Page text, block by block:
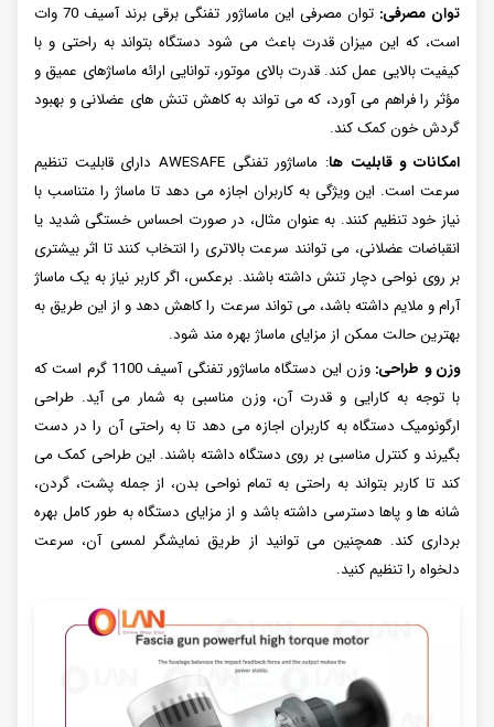
توان مصرفی:
توان مصرفی این ماساژور تفنگی برقی برند آسیف 70 وات
است، که این میزان قدرت باعث می شود دستگاه بتواند به راحتی و با
کیفیت بالایی عمل کند. قدرت بالای موتور، توانایی ارائه ماساژهای عمیق و
مؤثر را فراهم می آورد، که می تواند به کاهش تنش های عضلانی و بهبود
گردش خون کمک کند.
امکانات و قابلیت ها
: ماساژور تفنگی AWESAFE دارای قابلیت تنظیم
سرعت است. این ویژگی به کاربران اجازه می دهد تا ماساژ را متناسب با
نیاز خود تنظیم کنند. به عنوان مثال، در صورت احساس خستگی شدید یا
انقباضات عضلانی، می توانند سرعت بالاتری را انتخاب کنند تا اثر بیشتری
بر روی نواحی دچار تنش داشته باشند. برعکس، اگر کاربر نیاز به یک ماساژ
آرام و ملایم داشته باشد، می تواند سرعت را کاهش دهد و از این طریق به
بهترین حالت ممکن از مزایای ماساژ بهره مند شود.
وزن و طراحی:
وزن این دستگاه ماساژور تفنگی آسیف 1100 گرم است که
با توجه به کارایی و قدرت آن، وزن مناسبی به شمار می آید. طراحی
ارگونومیک دستگاه به کاربران اجازه می دهد تا به راحتی آن را در دست
بگیرند و کنترل مناسبی بر روی دستگاه داشته باشند. این طراحی کمک می
کند تا کاربر بتواند به راحتی به تمام نواحی بدن، از جمله پشت، گردن،
شانه ها و پاها دسترسی داشته باشد و از مزایای دستگاه به طور کامل بهره
برداری کند. همچنین می توانید از طریق نمایشگر لمسی آن، سرعت
دلخواه را تنظیم کنید.